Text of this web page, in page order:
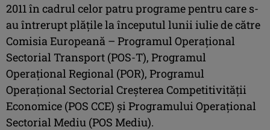
2011 în cadrul celor patru programe pentru care s-
au întrerupt plăţile la începutul lunii iulie de către
Comisia Europeană – Programul Operaţional
Sectorial Transport (POS-T), Programul
Operaţional Regional (POR), Programul
Operaţional Sectorial Creşterea Competitivităţii
Economice (POS CCE) şi Programului Operaţional
Sectorial Mediu (POS Mediu).